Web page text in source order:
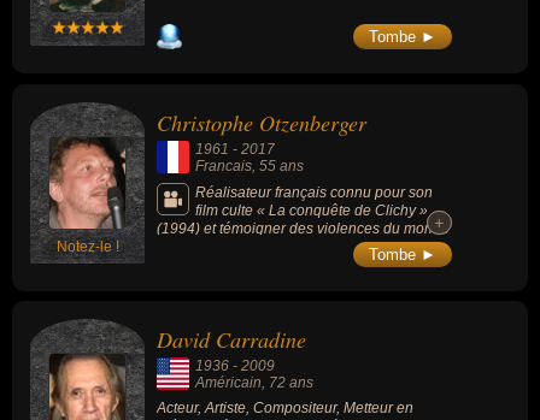
Tombe ►
Notez-le !
Christophe Otzenberger
1961 - 2017
Francais , 55 ans
Réalisateur français connu pour son
film culte « La conquête de Clichy »
(1994) et témoigner des violences du monde
+
+
Tombe ►
David Carradine
1936 - 2009
Américain, 72 ans
Acteur, Artiste, Compositeur, Metteur en